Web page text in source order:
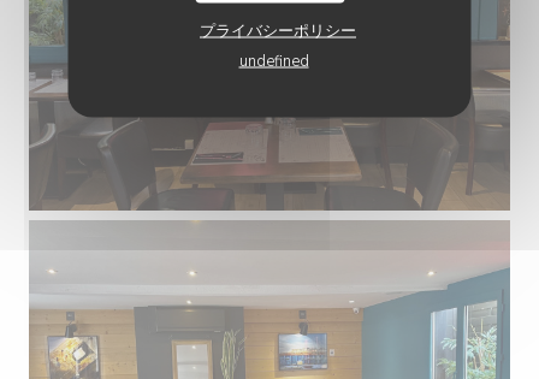
プライバシーポリシー
undefined